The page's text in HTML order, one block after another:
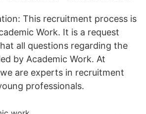
This recruitment process is
Work. It is a request
all questions regarding the
by Academic Work. At
are experts in recruitment
professionals.